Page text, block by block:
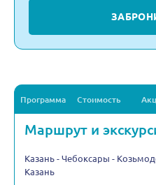
Программа Стоимость
Маршрут и
Казань - Чебоксары -
Казань